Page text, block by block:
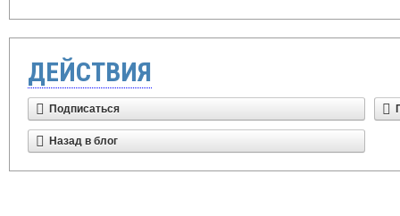
ДЕЙСТВИЯ
Подписаться
Назад в блог